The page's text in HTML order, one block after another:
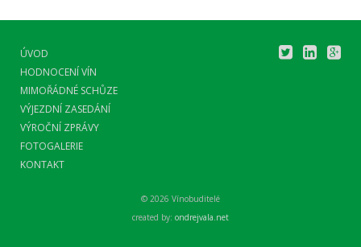
ÚVOD
HODNOCENÍ VÍN
MIMOŘÁDNÉ SCHŮZE
VÝJEZDNÍ ZASEDÁNÍ
VÝROČNÍ ZPRÁVY
FOTOGALERIE
KONTAKT
© 2026 Vínobuditelé
created by: ondrejvala.net